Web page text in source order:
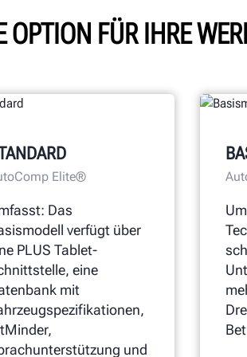
Elite®
Das
verfügt über
PLUS Tablet-
eine
mit
und
FÜR IHRE